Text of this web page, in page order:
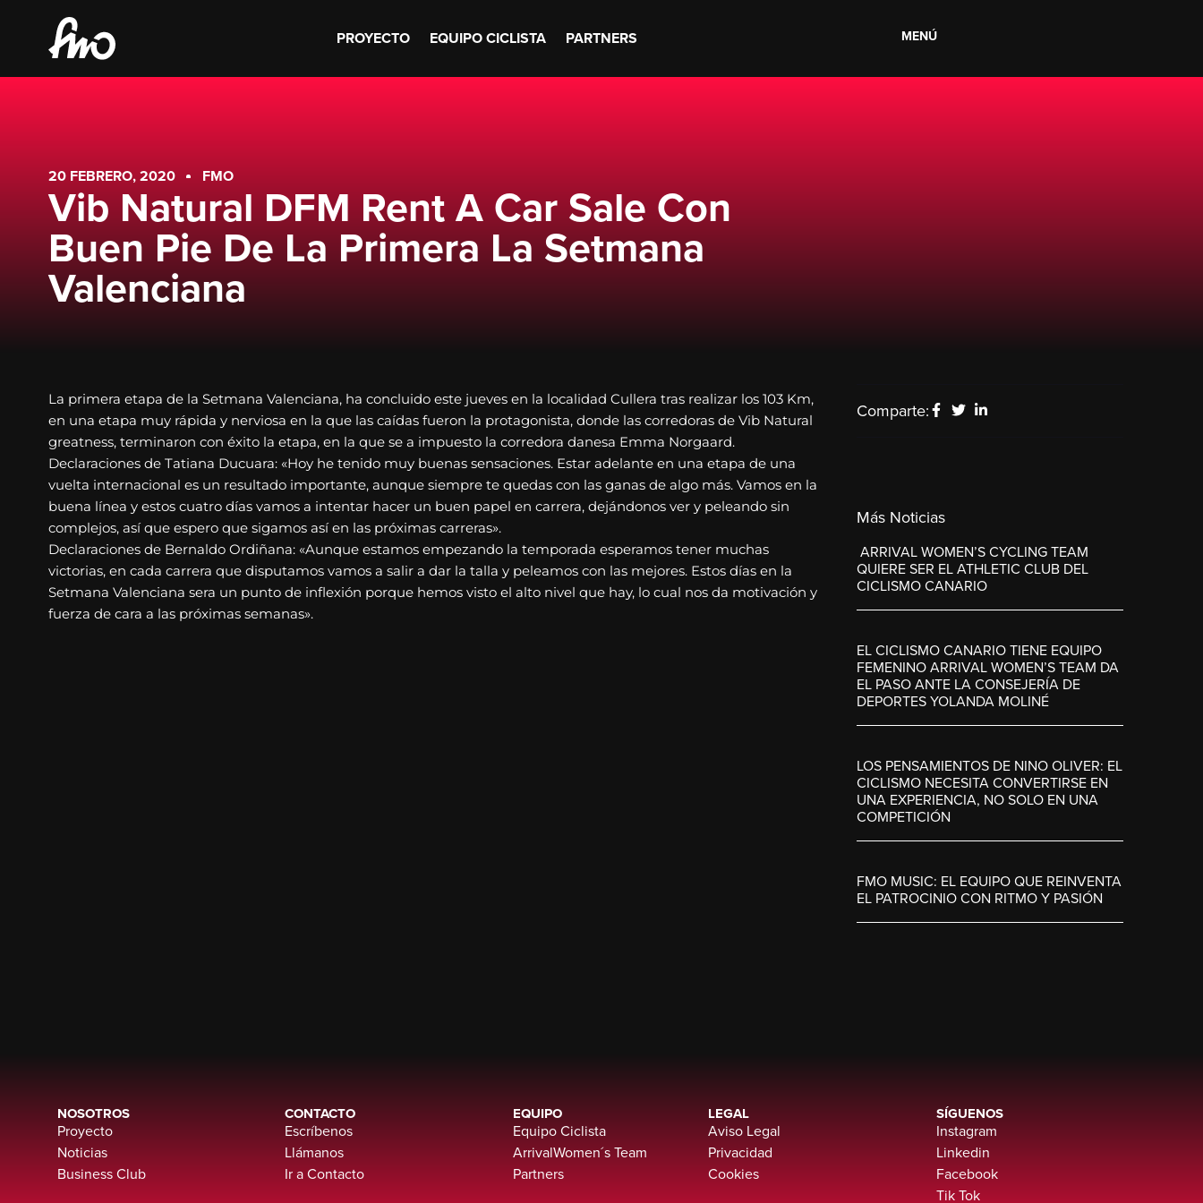
PROYECTO EQUIPO CICLISTA PARTNERS MENÚ
20 FEBRERO, 2020 FMO
Vib Natural DFM Rent A Car Sale Con
Buen Pie De La Primera La Setmana
Valenciana
La primera etapa de la Setmana Valenciana, ha concluido este jueves en la localidad Cullera tras realizar los 103 Km,
en una etapa muy rápida y nerviosa en la que las caídas fueron la protagonista, donde las corredoras de Vib Natural
greatness, terminaron con éxito la etapa, en la que se a impuesto la corredora danesa Emma Norgaard.
Declaraciones de Tatiana Ducuara: «Hoy he tenido muy buenas sensaciones. Estar adelante en una etapa de una
vuelta internacional es un resultado importante, aunque siempre te quedas con las ganas de algo más. Vamos en la
buena línea y estos cuatro días vamos a intentar hacer un buen papel en carrera, dejándonos ver y peleando sin
complejos, así que espero que sigamos así en las próximas carreras».
Declaraciones de Bernaldo Ordiñana: «Aunque estamos empezando la temporada esperamos tener muchas
victorias, en cada carrera que disputamos vamos a salir a dar la talla y peleamos con las mejores. Estos días en la
Setmana Valenciana sera un punto de inflexión porque hemos visto el alto nivel que hay, lo cual nos da motivación y
fuerza de cara a las próximas semanas».
Comparte:
Más Noticias
ARRIVAL WOMEN’S CYCLING TEAM
QUIERE SER EL ATHLETIC CLUB DEL
CICLISMO CANARIO
EL CICLISMO CANARIO TIENE EQUIPO
FEMENINO ARRIVAL WOMEN’S TEAM DA
EL PASO ANTE LA CONSEJERÍA DE
DEPORTES YOLANDA MOLINÉ
LOS PENSAMIENTOS DE NINO OLIVER: EL
CICLISMO NECESITA CONVERTIRSE EN
UNA EXPERIENCIA, NO SOLO EN UNA
COMPETICIÓN
FMO MUSIC: EL EQUIPO QUE REINVENTA
EL PATROCINIO CON RITMO Y PASIÓN
NOSOTROS
Proyecto
Noticias
Business Club
CONTACTO
Escríbenos
Llámanos
Ir a Contacto
EQUIPO
Equipo Ciclista
ArrivalWomen´s Team
Partners
LEGAL
Aviso Legal
Privacidad
Cookies
SÍGUENOS
Instagram
Linkedin
Facebook
Tik Tok